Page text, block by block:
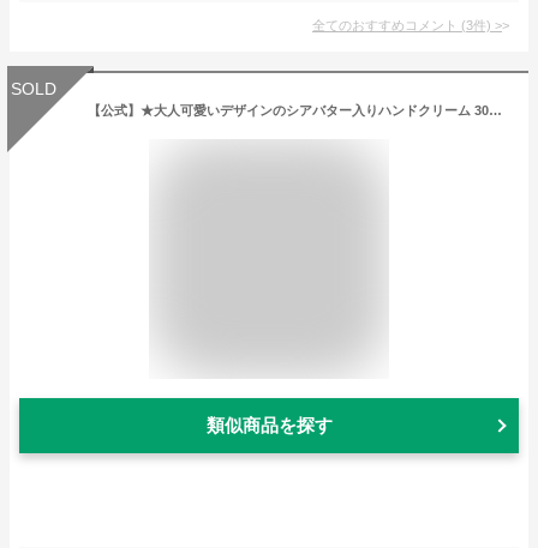
全てのおすすめコメント (3件) >
SOLD
【公式】★大人可愛いデザインのシアバター入りハンドクリーム 30ml★フレンズヒル toridori ネイル保護 香り付き おしゃれ くま 猫柄 うさぎ柄 鳥 シマエナガ まとめ買い プチギフト プレゼント プチプラ 金木犀 せっけん 花柄 500円 クッキー お菓子柄 北欧 オイル アロマ
類似商品を探す